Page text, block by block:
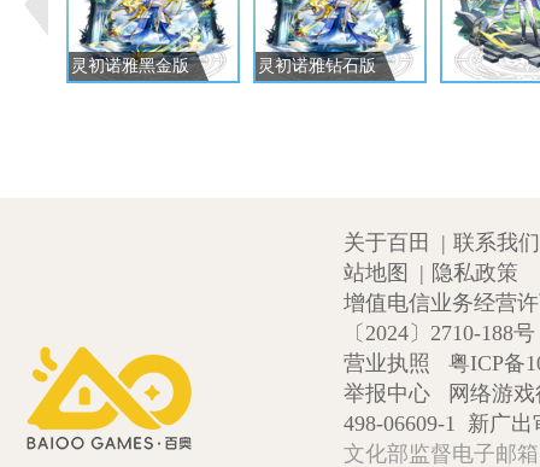
灵初诺雅黑金版 灵初诺雅钻石版
关于百田 | 联系我们
站地图
| 隐私政策
增值电信业务经营
〔2024〕2710-188号
营业执照
粤ICP备
举报中心
网络游
498-06609-1 新广出
文化部监督电子邮